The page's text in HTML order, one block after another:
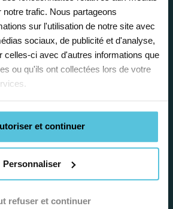
trafic. Nous partageons
sur l'utilisation de notre site avec
sociaux, de publicité et d'analyse,
celles-ci avec d'autres informations que
ou qu'ils ont collectées lors de votre
et continuer
Personnaliser
refuser et continuer
en fonction de votre profil,
et votre flexibilité.
vos tâches
se chargent de tout
de vos fiches de paie, vos